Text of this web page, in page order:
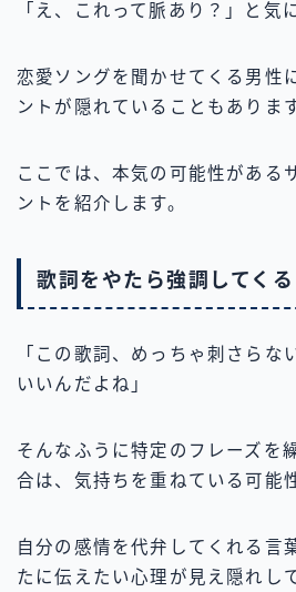
「え、これって脈あり？」と気
恋愛ソングを聞かせてくる男性
ントが隠れていることもあります
ここでは、本気の可能性がある
ントを紹介します。
歌詞をやたら強調してくる
「この歌詞、めっちゃ刺さらな
いいんだよね」
そんなふうに特定のフレーズを
合は、気持ちを重ねている可能
自分の感情を代弁してくれる言
たに伝えたい心理が見え隠れし